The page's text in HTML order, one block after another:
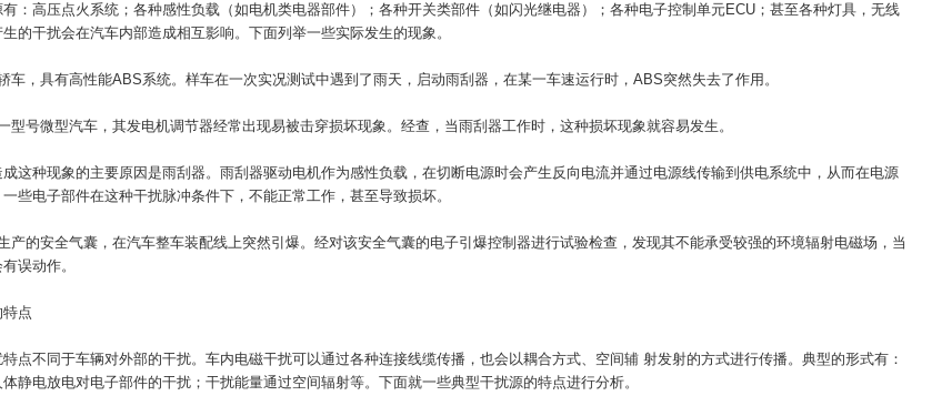
：高压点火系统；各种感性负载（如电机类电器部件）；各种开关类部件（如闪光继电器）；各种电子控制单元ECU；甚至各种灯具，无线
的干扰会在汽车内部造成相互影响。下面列举一些实际发生的现象。
车，具有高性能ABS系统。样车在一次实况测试中遇到了雨天，启动雨刮器，在某一车速运行时，ABS突然失去了作用。
型号微型汽车，其发电机调节器经常出现易被击穿损坏现象。经查，当雨刮器工作时，这种损坏现象就容易发生。
这种现象的主要原因是雨刮器。雨刮器驱动电机作为感性负载，在切断电源时会产生反向电流并通过电源线传输到供电系统中，从而在电源
些电子部件在这种干扰脉冲条件下，不能正常工作，甚至导致损坏。
产的安全气囊，在汽车整车装配线上突然引爆。经对该安全气囊的电子引爆控制器进行试验检查，发现其不能承受较强的环境辐射电磁场，当
误动作。
点
点不同于车辆对外部的干扰。车内电磁干扰可以通过各种连接线缆传播，也会以耦合方式、空间辅 射发射的方式进行传播。典型的形式有：
静电放电对电子部件的干扰；干扰能量通过空间辐射等。下面就一些典型干扰源的特点进行分析。